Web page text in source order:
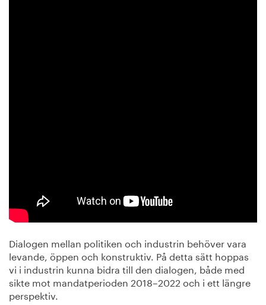
Dialogen mellan politiken och industrin behöver vara
levande, öppen och konstruktiv. På detta sätt hoppas
vi i industrin kunna bidra till den dialogen, både med
sikte mot mandatperioden 2018–2022 och i ett längre
perspektiv.